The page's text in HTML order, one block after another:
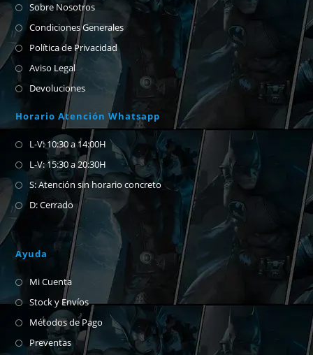
Sobre Nosotros
Condiciones Generales
Política de Privacidad
Aviso Legal
Devoluciones
Horario Atención Whatsapp
L-V: 10:30 a 14:00H
L-V: 15:30 a 20:30H
S: Atención sin horario concreto
D: Cerrado
Ayuda
Mi Cuenta
Stock y Envíos
Métodos de Pago
Preventas